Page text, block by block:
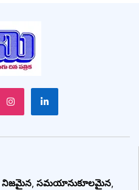
నిజమైన, సమయానుకూలమైన,